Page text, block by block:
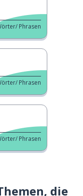
Phrasen
Phrasen
Phrasen
die